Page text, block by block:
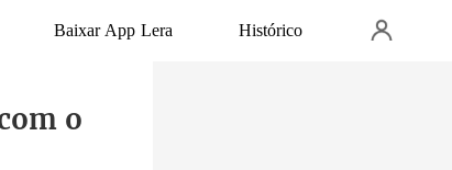
Baixar App Lera Histórico
o